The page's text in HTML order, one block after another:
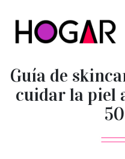
Guía de
cuidar la piel